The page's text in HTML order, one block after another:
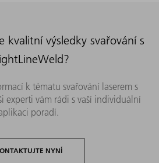
kvalitní výsledky svařování s
k tématu svařování laserem s
experti vám rádi s vaší individuální
poradí.
NYNÍ